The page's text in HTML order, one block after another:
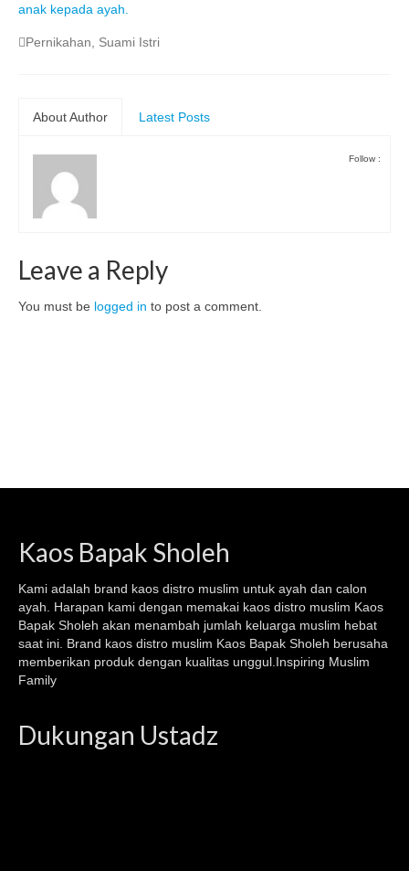
anak kepada ayah.
Pernikahan Suami Istri
About Author Latest Posts
Follow :
Leave a Reply
You must be logged in to post a comment.
Kaos Bapak Sholeh
Kami adalah brand kaos distro muslim untuk ayah dan calon
ayah. Harapan kami dengan memakai kaos distro muslim Kaos
Bapak Sholeh akan menambah jumlah keluarga muslim hebat
saat ini. Brand kaos distro muslim Kaos Bapak Sholeh berusaha
memberikan produk dengan kualitas unggul.Inspiring Muslim
Family
Dukungan Ustadz